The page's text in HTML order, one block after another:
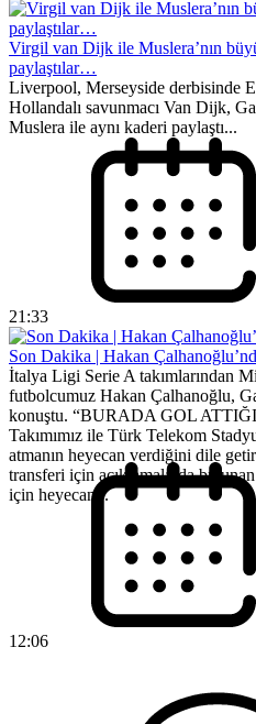
Virgil van Dijk ile Muslera’nın
paylaştılar…
Liverpool, Merseyside derbisinde
Hollandalı savunmacı Van Dijk,
Muslera ile aynı kaderi paylaştı...
21:33
Son Dakika | Hakan
İtalya Ligi Serie A takımlarından
futbolcumuz Hakan Çalhanoğlu,
konuştu. “BURADA GOL
Takımımız ile Türk Telekom
atmanın heyecan verdiğini dile
transferi için açıklamalarda
için heyecan...
12:06